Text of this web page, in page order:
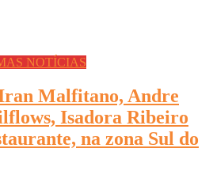
NOTÍCIAS
Malfitano, Andre
Isadora Ribeiro
na zona Sul do